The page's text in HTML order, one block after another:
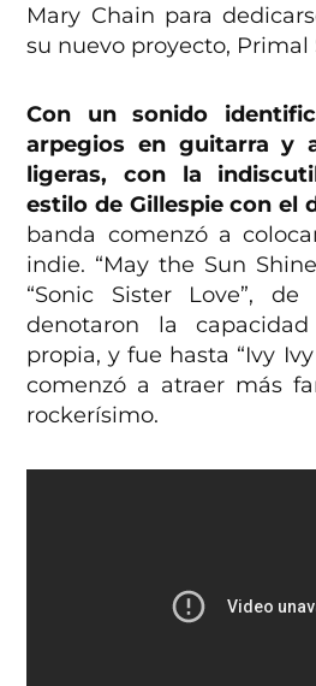
Mary Chain para
su nuevo proyecto, Primal
Con un sonido
arpegios en guitarra y
ligeras, con la
estilo de Gillespie con el
banda comenzó a
indie. “May the Sun
“Sonic Sister Love”,
denotaron la
propia, y fue hasta “Ivy
comenzó a atraer más
rockerísimo.